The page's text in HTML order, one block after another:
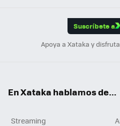
Suscríbete a
Apoya a Xataka y
En Xataka hablamos de...
Streaming